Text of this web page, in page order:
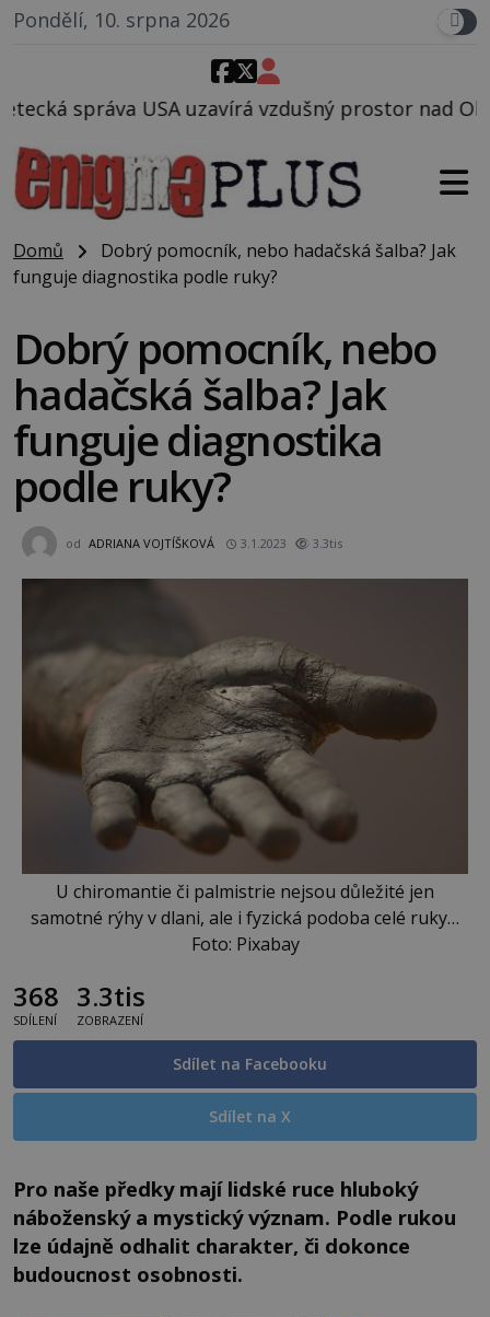
Pondělí, 10. srpna 2026
vzdušný prostor nad Oblastí 51, mohlo to
Domů
Dobrý pomocník, nebo hadačská šalba? Jak
funguje diagnostika podle ruky?
Dobrý pomocník, nebo
hadačská šalba? Jak
funguje diagnostika
podle ruky?
od ADRIANA VOJTÍŠKOVÁ 3.1.2023 3.3tis
U chiromantie či palmistrie nejsou důležité jen
samotné rýhy v dlani, ale i fyzická podoba celé ruky…
Foto: Pixabay
368
SDÍLENÍ
3.3tis
ZOBRAZENÍ
Sdílet na Facebooku
Sdílet na X
Pro naše předky mají lidské ruce hluboký
náboženský a mystický význam. Podle rukou
lze údajně odhalit charakter, či dokonce
budoucnost osobnosti.